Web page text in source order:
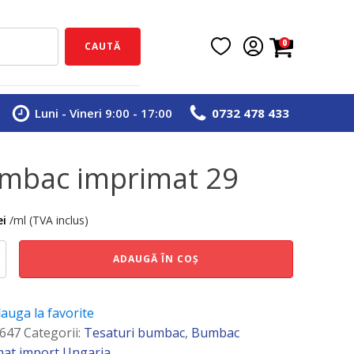
CAUTĂ 0
Luni - Vineri 9:00 - 17:00 0732 478 433
imprimat 29
/ml (TVA inclus)
ADAUGĂ ÎN COȘ
la favorite
Categorii: Tesaturi bumbac, Bumbac